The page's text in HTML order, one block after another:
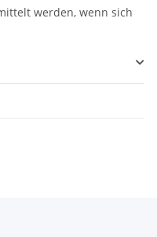
werden, wenn sich